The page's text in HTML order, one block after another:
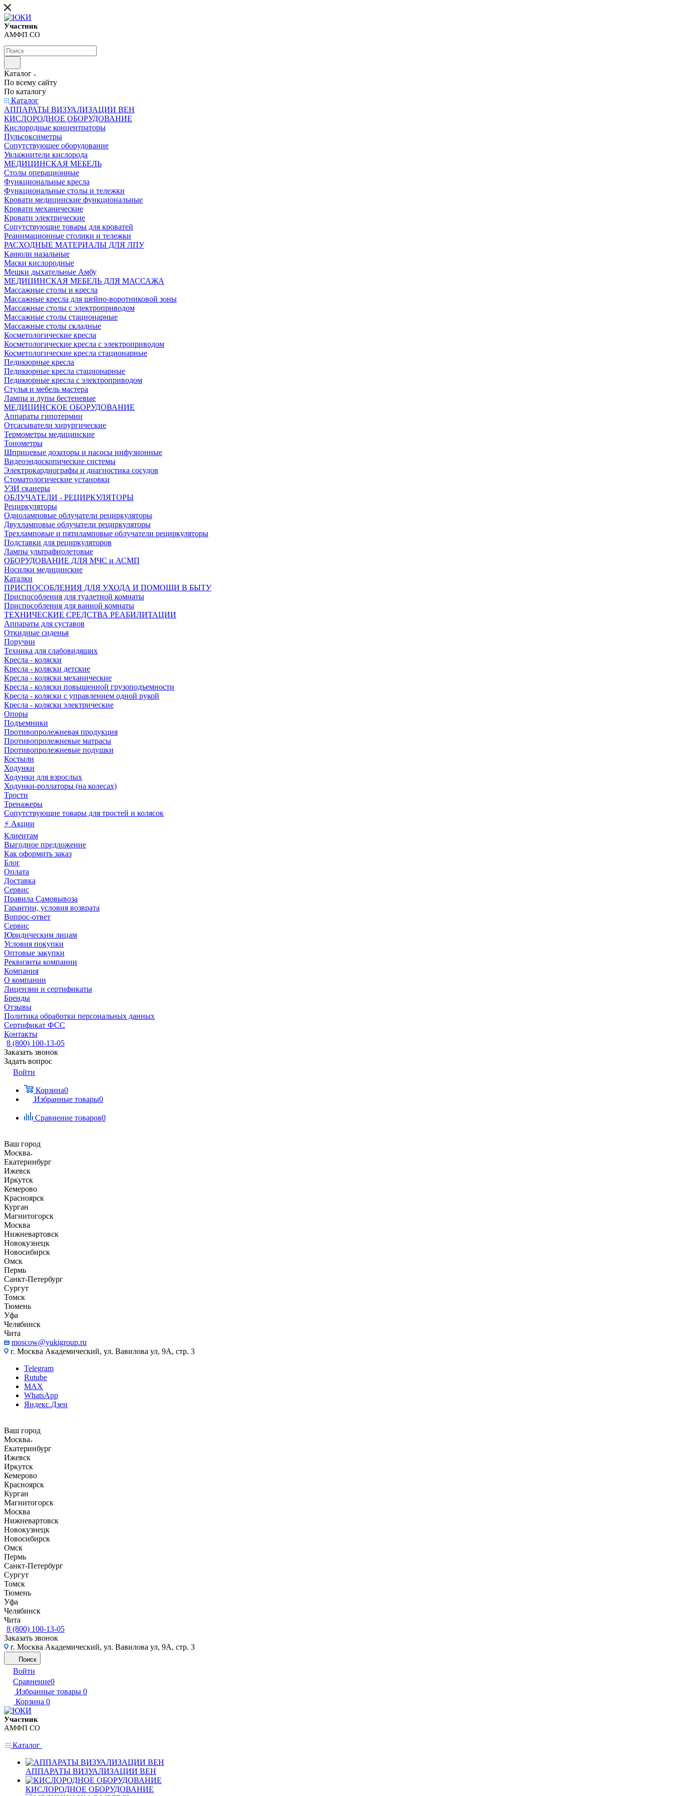
Участник
АМФП СО
Каталог
По всему сайту
По каталогу
Каталог
АППАРАТЫ ВИЗУАЛИЗАЦИИ ВЕН
КИСЛОРОДНОЕ ОБОРУДОВАНИЕ
Кислородные концентраторы
Пульсоксиметры
Сопутствующее оборудование
Увлажнители кислорода
МЕДИЦИНСКАЯ МЕБЕЛЬ
Столы операционные
Функциональные кресла
Функциональные столы и тележки
Кровати медицинские функциональные
Кровати механические
Кровати электрические
Сопутствующие товары для кроватей
Реанимационные столики и тележки
РАСХОДНЫЕ МАТЕРИАЛЫ ДЛЯ ЛПУ
Канюли назальные
Маски кислородные
Мешки дыхательные Амбу
МЕДИЦИНСКАЯ МЕБЕЛЬ ДЛЯ МАССАЖА
Массажные столы и кресла
Массажные кресла для шейно-воротниковой зоны
Массажные столы с электроприводом
Массажные столы стационарные
Массажные столы складные
Косметологические кресла
Косметологические кресла с электроприводом
Косметологические кресла стационарные
Педикюрные кресла
Педикюрные кресла стационарные
Педикюрные кресла с электроприводом
Стулья и мебель мастера
Лампы и лупы бестеневые
МЕДИЦИНСКОЕ ОБОРУДОВАНИЕ
Аппараты гипотермии
Отсасыватели хирургические
Термометры медицинские
Тонометры
Шприцевые дозаторы и насосы инфузионные
Видеоэндоскопические системы
Электрокардиографы и диагностика сосудов
Стоматологические установки
УЗИ сканеры
ОБЛУЧАТЕЛИ - РЕЦИРКУЛЯТОРЫ
Рециркуляторы
Одноламповые облучатели рециркуляторы
Двухламповые облучатели рециркуляторы
Трехламповые и пятиламповые облучатели рециркуляторы
Подставки для рециркуляторов
Лампы ультрафиолетовые
ОБОРУДОВАНИЕ ДЛЯ МЧС и АСМП
Носилки медицинские
Каталки
ПРИСПОСОБЛЕНИЯ ДЛЯ УХОДА И ПОМОЩИ В БЫТУ
Приспособления для туалетной комнаты
Приспособления для ванной комнаты
ТЕХНИЧЕСКИЕ СРЕДСТВА РЕАБИЛИТАЦИИ
Аппараты для суставов
Откидные сиденья
Поручни
Техника для слабовидящих
Кресла - коляски
Кресла - коляски детские
Кресла - коляски механические
Кресла - коляски повышенной грузоподъемности
Кресла - коляски с управлением одной рукой
Кресла - коляски электрические
Опоры
Подъемники
Противопролежневая продукция
Противопролежневые матрасы
Противопролежневые подушки
Костыли
Ходунки
Ходунки для взрослых
Ходунки-роллаторы (на колесах)
Трости
Тренажеры
Сопутствующие товары для тростей и колясок
⚡ Акции
Клиентам
Выгодное предложение
Как оформить заказ
Блог
Оплата
Доставка
Сервис
Правила Самовывоза
Гарантии, условия возврата
Вопрос-ответ
Сервис
Юридическим лицам
Условия покупки
Оптовые закупки
Реквизиты компании
Компания
О компании
Лицензии и сертификаты
Бренды
Отзывы
Политика обработки персональных данных
Сертификат ФСС
Контакты
8 (800) 100-13-05
Заказать звонок
Задать вопрос
Войти
Корзина0
Избранные товары0
Сравнение товаров0
Ваш город
Москва
Екатеринбург
Ижевск
Иркутск
Кемерово
Красноярск
Курган
Магнитогорск
Москва
Нижневартовск
Новокузнецк
Новосибирск
Омск
Пермь
Санкт-Петербург
Сургут
Томск
Тюмень
Уфа
Челябинск
Чита
moscow@yukigroup.ru
г. Москва Академический, ул. Вавилова ул, 9А, стр. 3
Telegram
Rutube
MAX
WhatsApp
Яндекс.Дзен
Ваш город
Москва
Екатеринбург
Ижевск
Иркутск
Кемерово
Красноярск
Курган
Магнитогорск
Москва
Нижневартовск
Новокузнецк
Новосибирск
Омск
Пермь
Санкт-Петербург
Сургут
Томск
Тюмень
Уфа
Челябинск
Чита
8 (800) 100-13-05
Заказать звонок
г. Москва Академический, ул. Вавилова ул, 9А, стр. 3
Поиск
Войти
Сравнение0
Избранные товары 0
Корзина 0
Участник
АМФП СО
Каталог
АППАРАТЫ ВИЗУАЛИЗАЦИИ ВЕН
КИСЛОРОДНОЕ ОБОРУДОВАНИЕ